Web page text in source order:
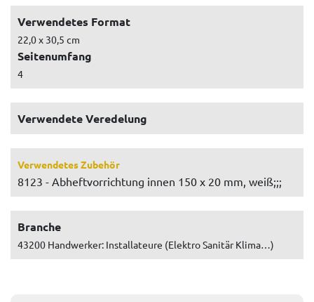
Verwendetes Format
22,0 x 30,5 cm
Seitenumfang
4
Verwendete Veredelung
Verwendetes Zubehör
8123 - Abheftvorrichtung innen 150 x 20 mm, weiß;;;
Branche
43200 Handwerker: Installateure (Elektro Sanitär Klima…)